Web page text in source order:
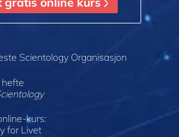
Scientology Organisasjon
hefte
kurs:
for Livet